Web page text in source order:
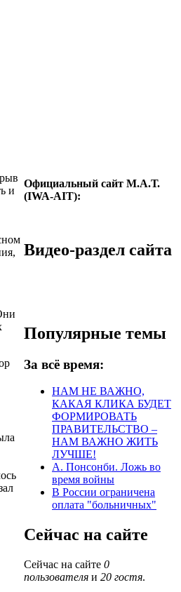
и
Официальный сайт М.А.Т.
(IWA-AIT):
Видео-раздел сайта
Популярные темы
За всё время:
НАМ НЕ ВАЖНО,
КАКАЯ КЛИКА БУДЕТ
ФОРМИРОВАТЬ
ПРАВИТЕЛЬСТВО –
НАМ ВАЖНО ЖИТЬ
ЛУЧШЕ!
А. Понсонби. Ложь во
время войны
В России ограничена
оплата "больничных"
Сейчас на сайте
Сейчас на сайте 0
пользователя и 20 гостя.